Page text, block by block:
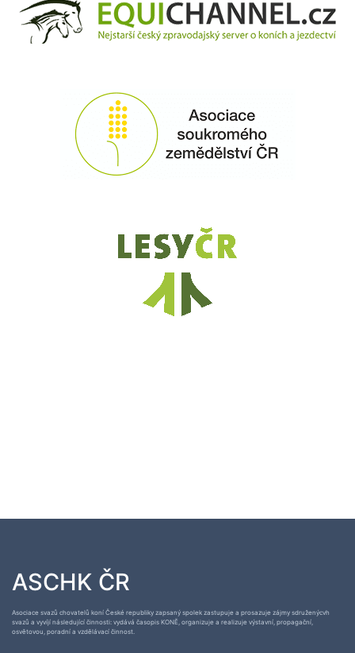
ASCHK ČR
Asociace svazů chovatelů koní České republiky zapsaný spolek zastupuje a prosazuje zájmy sdruženýcvh
svazů a vyvíjí následující činnosti: vydává časopis KONĚ, organizuje a realizuje výstavní, propagační,
osvětovou, poradní a vzdělávací činnost.